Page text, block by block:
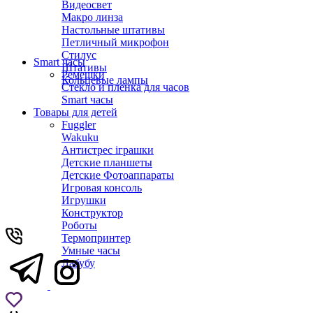
Видеосвет
Макро линза
Настольные штативы
Петличный микрофон
Стилус
Штативы
Кольцевые лампы
Smart часы
Ремешки
Стекло и пленка для часов
Smart часы
Товары для детей
Fuggler
Wakuku
Антистрес іграшки
Детские планшеты
Детские Фотоаппараты
Игровая консоль
Игрушки
Конструктор
Роботы
Термопринтер
Умные часы
Лабубу